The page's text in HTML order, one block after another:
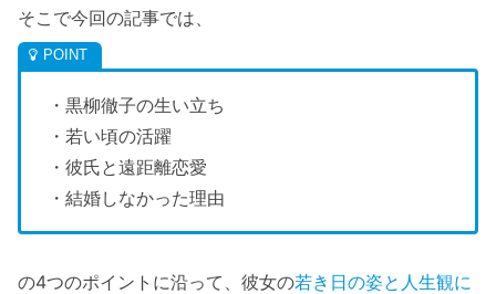
そこで今回の記事では、
・黒柳徹子の生い立ち
・若い頃の活躍
・彼氏と遠距離恋愛
・結婚しなかった理由
の4つのポイントに沿って、彼女の若き日の姿と人生観に